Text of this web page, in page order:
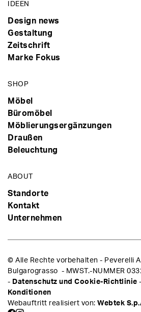
IDEEN
Design news
Gestaltung
Zeitschrift
Marke Fokus
SHOP
Möbel
Büromöbel
Möblierungsergänzungen
Draußen
Beleuchtung
ABOUT
Standorte
Kontakt
Unternehmen
© Alle Rechte vorbehalten - Peverelli
Bulgarograsso - MWST.-NUMMER
- Datenschutz und Cookie-Richtlinie -
Konditionen
Webauftritt realisiert von: Webtek